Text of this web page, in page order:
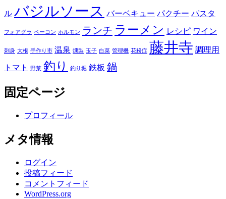
ル バジルソース バーベキュー パクチー パスタ
フォアグラ ベーコン ホルモン ランチ ラーメン レシピ ワイン
刺身 大根 手作り市 温泉 燻製 玉子 白菜 管理機 花粉症 藤井寺 調理用
トマト 野菜 釣り 釣り堀 鉄板 鍋
固定ページ
プロフィール
メタ情報
ログイン
投稿フィード
コメントフィード
WordPress.org